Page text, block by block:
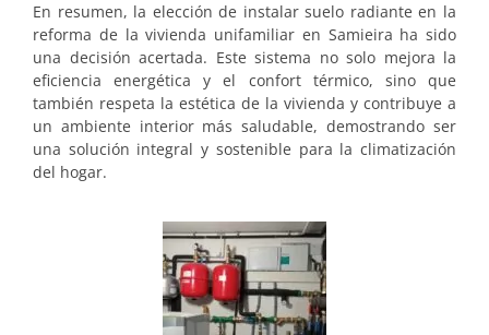
En resumen, la elección de instalar suelo radiante en la
reforma de la vivienda unifamiliar en Samieira ha sido
una decisión acertada. Este sistema no solo mejora la
eficiencia energética y el confort térmico, sino que
también respeta la estética de la vivienda y contribuye a
un ambiente interior más saludable, demostrando ser
una solución integral y sostenible para la climatización
del hogar.